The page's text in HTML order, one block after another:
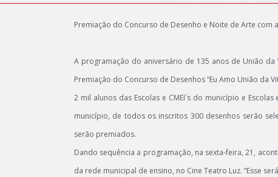
Premiação do Concurso de Desenho e Noite de Arte com
A programação do aniversário de 135 anos de União
Premiação do Concurso de Desenhos “Eu Amo União da
2 mil alunos das Escolas e CMEI´s do município e
município, de todos os inscritos 300 desenhos serão
serão premiados.
Dando sequência a programação, na sexta-feira, 21,
da rede municipal de ensino, no Cine Teatro Luz. “Esse